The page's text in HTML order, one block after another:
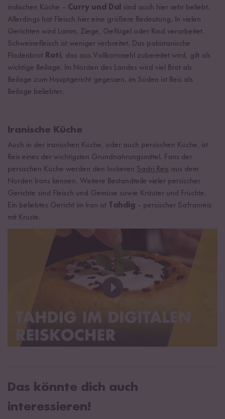
indischen Küche – Curry und Dal sind auch hier sehr beliebt.
Allerdings hat Fleisch hier eine größere Bedeutung. In vielen
Gerichten wird Lamm, Ziege, Geflügel oder Rind verarbeitet.
Schweinefleisch ist weniger verbreitet. Das pakistanische
Fladenbrot Roti, das aus Vollkornmehl zubereitet wird, gilt als
wichtige Beilage. Im Norden des Landes wird viel Brot als
Beilage zum Hauptgericht gegessen, im Süden ist Reis als
Beilage beliebter.
Iranische Küche
Auch in der iranischen Küche, oder auch persischen Küche, ist
Reis eines der wichtigsten Grundnahrungsmittel. Fans der
persischen Küche werden den lockeren Sadri Reis aus dem
Norden Irans kennen. Weitere Bestandteile vieler persischer
Gerichte sind Fleisch und Gemüse sowie Kräuter und Früchte.
Ein beliebtes Gericht im Iran ist
Tahdig – persischer Safranreis
mit Kruste.
Das könnte dich auch
interessieren!